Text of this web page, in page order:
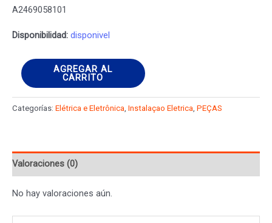
A2469058101
Disponibilidad: disponivel
Conmutador
arranque
MERCEDES-
CLASS
Tourer
(W246,
AGREGAR AL
CARRITO
Categorías: Elétrica e Eletrônica, Instalaçao Eletrica, PEÇAS
Valoraciones (0)
No hay valoraciones aún.